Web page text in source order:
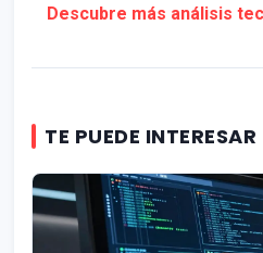
Descubre más análisis
TE PUEDE INTERESAR